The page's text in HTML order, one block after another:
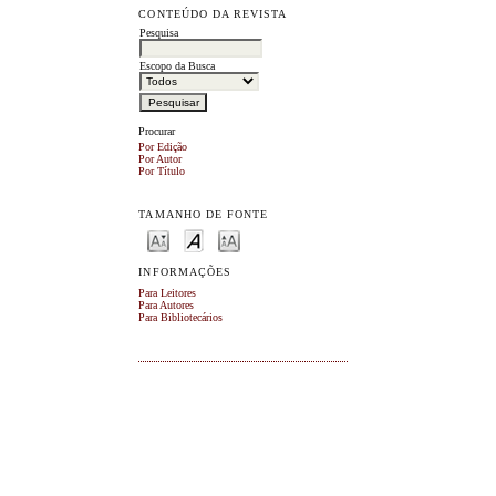
CONTEÚDO DA REVISTA
Pesquisa
Escopo da Busca
Procurar
Por Edição
Por Autor
Por Título
TAMANHO DE FONTE
INFORMAÇÕES
Para Leitores
Para Autores
Para Bibliotecários